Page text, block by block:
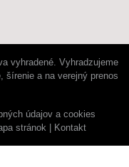
vyhradené. Vyhradzujeme
šírenie a na verejný prenos
údajov a cookies
stránok Kontakt